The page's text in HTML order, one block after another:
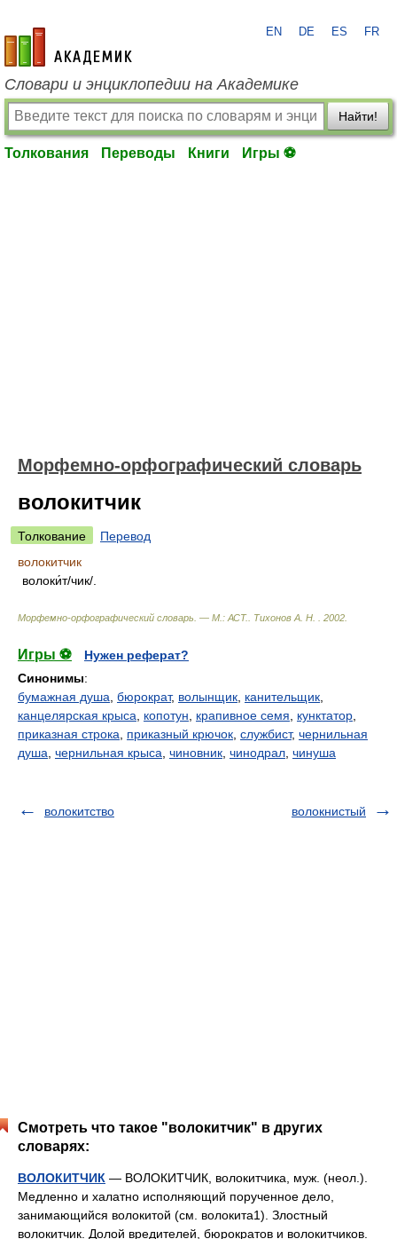
academic.ru
EN DE ES FR
Словари и энциклопедии на Академике
Найти!
Толкования Переводы Книги Игры ⚽
Морфемно-орфографический словарь
волокитчик
Толкование
Перевод
волокитчик
волоки́т/чик/.
Морфемно-орфографический словарь. — М.: АСТ. Тихонов А. Н. 2002
Игры ⚽
Нужен реферат?
Синонимы:
бумажная душа бюрократ, волынщик канительщик
канцелярская крыса
копотун крапивное семя кунктатор
приказная строка
приказный крючок службист, чернильная
душа чернильная крыса чиновник чинодрал чинуша
волокитство волокнистый
Смотреть что такое "волокитчик" в других
словарях:
ВОЛОКИТЧИК — ВОЛОКИТЧИК, волокитчика, муж. (неол.).
Медленно и халатно исполняющий порученное дело,
занимающийся волокитой (см. волокита1). Злостный
волокитчик. Долой вредителей, бюрократов и волокитчиков.